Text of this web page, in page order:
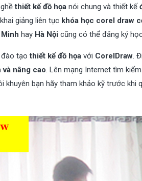
thiết kế đồ họa nói chung và thiết kế
giảng liên tục khóa học corel draw
hay Hà Nội cũng có thể đăng ký
đào tạothiết kế đồ họa với CorelDraw .
nâng cao . Lên mạng Internet tìm
khuyên bạn hãy tham khảo kỹ trước khi